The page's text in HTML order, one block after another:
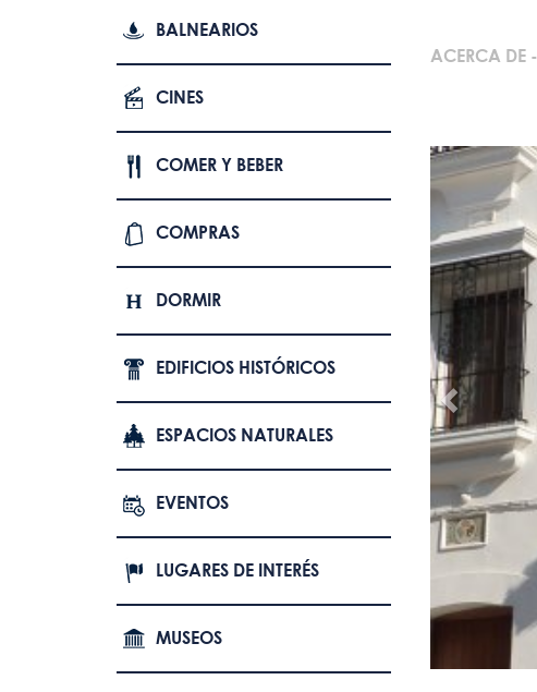
BALNEARIOS
CINES
COMER Y BEBER
COMPRAS
DORMIR
EDIFICIOS HISTÓRICOS
ESPACIOS NATURALES
EVENTOS
LUGARES DE INTERÉS
MUSEOS
ACERCA DE-